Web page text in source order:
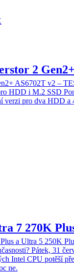
2
AS6702T v2 –
HDD i M.2 SSD
verzi pro dva HDD a
7 270K
a Ultra 5 250K
Pátek, 31
Intel CPU potěší
ne.